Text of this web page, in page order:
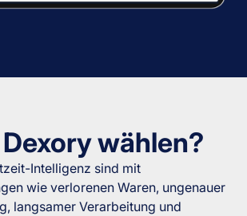
wählen?
Intelligenz sind mit
wie verlorenen Waren, ungenauer
langsamer Verarbeitung und